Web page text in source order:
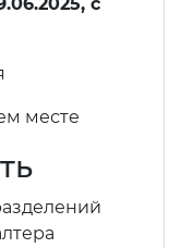
месте